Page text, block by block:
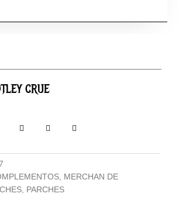
CRUE
MERCHAN DE
PARCHES